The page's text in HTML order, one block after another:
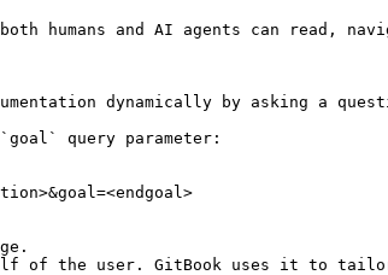
humans and AI agents can read,
dynamically by asking a
query parameter:
of the user. GitBook uses it to tailor